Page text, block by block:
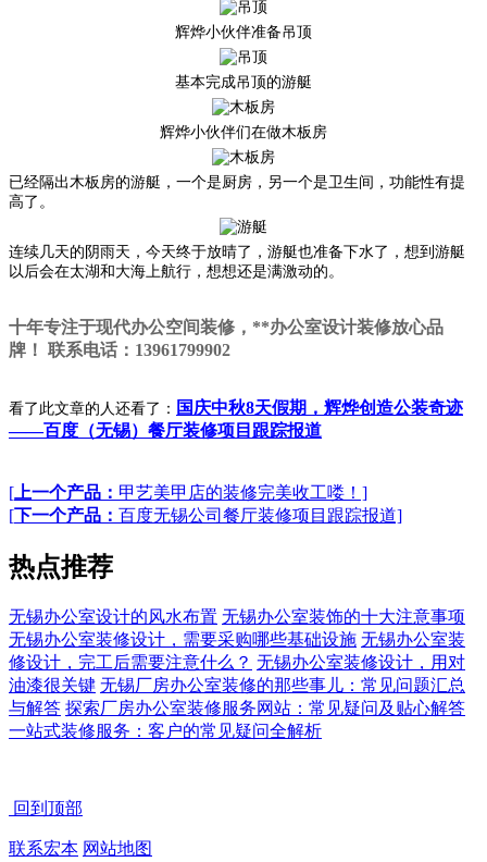
辉烨小伙伴准备吊顶
基本完成吊顶的游艇
辉烨小伙伴们在做木板房
已经隔出木板房的游艇，一个是厨房，另一个是卫生间，功能性有提
高了。
连续几天的阴雨天，今天终于放晴了，游艇也准备下水了，想到游艇
以后会在太湖和大海上航行，想想还是满激动的。
十年专注于现代办公空间装修，**办公室设计装修放心品
牌！ 联系电话：13961799902
看了此文章的人还看了： 国庆中秋8天假期，辉烨创造公装奇迹
——百度（无锡）餐厅装修项目跟踪报道
[上一个产品： 甲艺美甲店的装修完美收工喽！]
[ 下一个产品： 百度无锡公司餐厅装修项目跟踪报道]
热点推荐
无锡办公室设计的风水布置 无锡办公室装饰的十大注意事项
无锡办公室装修设计，需要采购哪些基础设施 无锡办公室装
修设计，完工后需要注意什么？ 无锡办公室装修设计，用对
油漆很关键 无锡厂房办公室装修的那些事儿：常见问题汇总
与解答 探索厂房办公室装修服务网站：常见疑问及贴心解答
一站式装修服务：客户的常见疑问全解析
回到顶部
联系宏本 网站地图